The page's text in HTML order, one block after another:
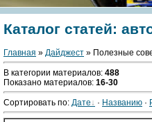
Каталог статей:
Главная » Дайджест » Полезные
В категории материалов: 488
Показано материалов: 16-30
Сортировать по: Дате · Названию ·